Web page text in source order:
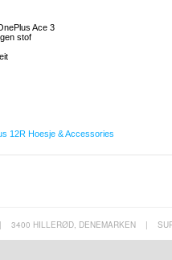
Ace 3
stof
12R Hoesje & Accessories
| 3400 HILLERØD, DENEMARKEN |